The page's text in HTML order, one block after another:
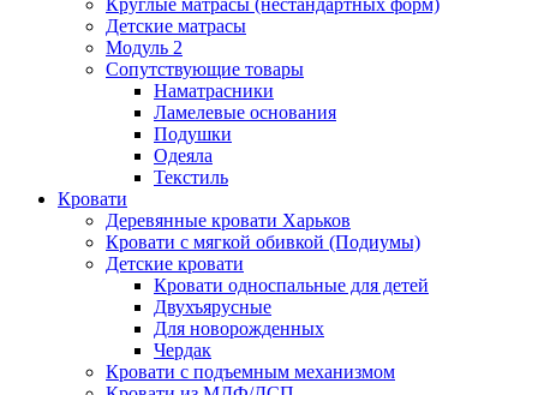
Детские матрасы
Модуль 2
Сопутствующие товары
Наматрасники
Ламелевые основания
Подушки
Одеяла
Текстиль
Кровати
Деревянные кровати Харьков
Кровати с мягкой обивкой (Подиумы)
Детские кровати
Кровати односпальные для детей
Двухъярусные
Для новорожденных
Чердак
Кровати с подъемным механизмом